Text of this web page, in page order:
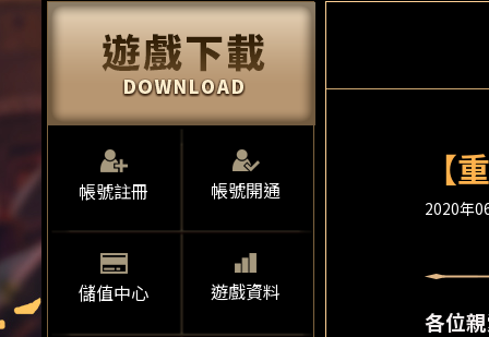
帳號註冊 帳號開通
儲值中心 遊戲資料
【
2020年
各位